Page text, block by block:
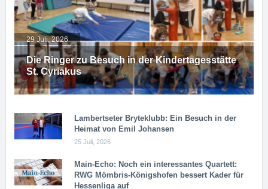
Die Ringer zu Besuch in der Kindertagesstätte
St. Cyriakus
29 Juli, 2026
Lambertseter Bryteklubb: Ein Besuch in der
Heimat von Emil Johansen
25 Juli, 2026
Main-Echo: Noch ein in­ter­es­san­tes Quar­tett:
RWG Möm­b­ris-Kö­n­igs­ho­fen bessert Kader für
Hessenliga auf